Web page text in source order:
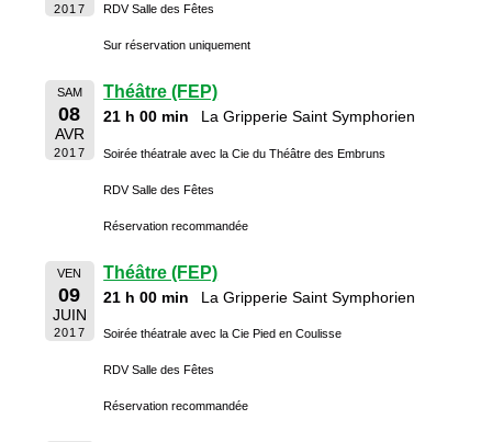
2017 RDV Salle des Fêtes
Sur réservation uniquement
SAM
08
AVR
2017
Théâtre (FEP)
21 h 00 min La Gripperie Saint Symphorien
Soirée théatrale avec la Cie du Théâtre des Embruns
RDV Salle des Fêtes
Réservation recommandée
VEN
09
JUIN
2017
Théâtre (FEP)
21 h 00 min La Gripperie Saint Symphorien
Soirée théatrale avec la Cie Pied en Coulisse
RDV Salle des Fêtes
Réservation recommandée